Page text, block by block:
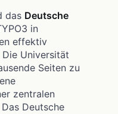
das Deutsche
in
effektiv
Universität
Seiten zu
zentralen
Deutsche